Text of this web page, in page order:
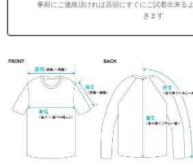
事前にご連絡頂ければ店頭にすぐにご試着出来る
きます